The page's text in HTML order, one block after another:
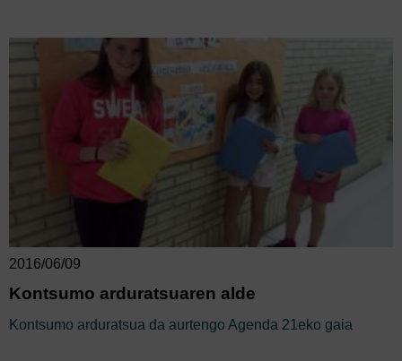
2016/06/09
Kontsumo arduratsuaren alde
Kontsumo arduratsua da aurtengo Agenda 21eko gaia